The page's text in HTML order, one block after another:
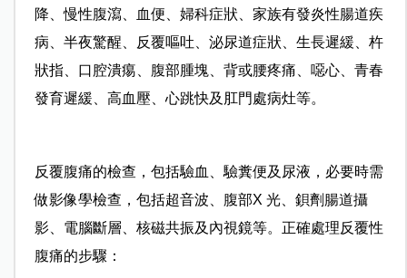
降、慢性腹瀉、血便、婦科症狀、家族有發炎性腸道疾
病、半夜驚醒、反覆嘔吐、泌尿道症狀、生長遲緩、杵
狀指、口腔潰痬、腹部腫塊、背或腰疼痛、噁心、青春
發育遲緩、高血壓、心跳快及肛門處病灶等。
反覆腹痛的檢查，包括驗血、驗糞便及尿液，必要時需
做影像學檢查，包括超音波、腹部X 光、鋇劑腸道攝
影、電腦斷層、核磁共振及內視鏡等。正確處理反覆性
腹痛的步驟：